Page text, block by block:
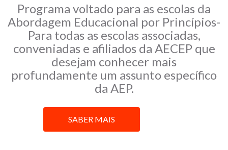
Programa voltado para as escolas da
Abordagem Educacional por Princípios-
Para todas as escolas associadas,
conveniadas e afiliados da AECEP que
desejam conhecer mais
profundamente um assunto específico
da AEP.
SABER MAIS